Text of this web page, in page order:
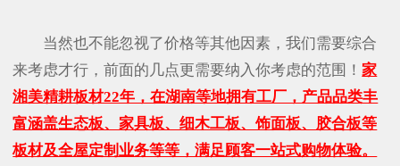
当然也不能忽视了价格等其他因素，我们需要综合
来考虑才行，前面的几点更需要纳入你考虑的范围！家
湘美精耕板材22年，在湖南等地拥有工厂，产品品类丰
富涵盖生态板、家具板、细木工板、饰面板、胶合板等
板材及全屋定制业务等等，满足顾客一站式购物体验。